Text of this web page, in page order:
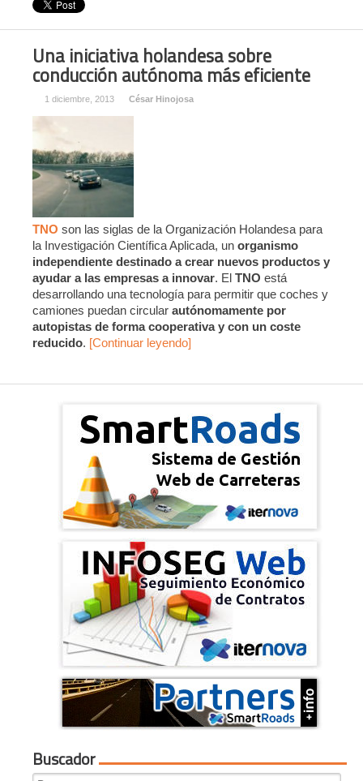
Una iniciativa holandesa sobre
conducción autónoma más eficiente
1 diciembre, 2013 César Hinojosa
TNO son las siglas de la Organización Holandesa para
la Investigación Científica Aplicada, un organismo
independiente destinado a crear nuevos productos y
ayudar a las empresas a innovar. El TNO está
desarrollando una tecnología para permitir que coches y
camiones puedan circular autónomamente por
autopistas de forma cooperativa y con un coste
reducido. [Continuar leyendo]
Buscador